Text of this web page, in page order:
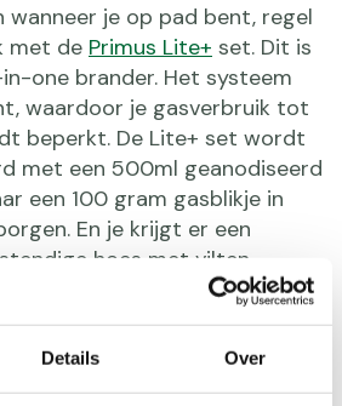
Details Over
je op pad bent, regel
met de Primus Lite+ set. Dit is
one brander. Het systeem
waardoor je gasverbruik tot
beperkt. De Lite+ set wordt
met een 500ml geanodiseerd
een 100 gram gasblikje in
En je krijgt er een
hoes met vilten
is voorzien van een handig
gemakkelijk kunt schenken.
praktische clip bij elkaar